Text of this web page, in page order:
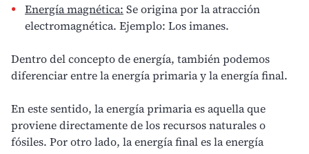
Energía magnética: Se origina por la atracción
electromagnética. Ejemplo: Los imanes.
Dentro del concepto de energía, también podemos
diferenciar entre la energía primaria y la energía final.
En este sentido, la energía primaria es aquella que
proviene directamente de losrecursos naturaleso
fósiles. Por otro lado, la energía final es la energía